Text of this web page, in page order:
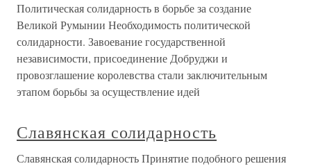
Политическая солидарность в борьбе за создание
Великой Румынии Необходимость политической
солидарности. Завоевание государственной
независимости, присоединение Добруджи и
провозглашение королевства стали заключительным
этапом борьбы за осуществление идей
Славянская солидарность
Славянская солидарность Принятие подобного решения